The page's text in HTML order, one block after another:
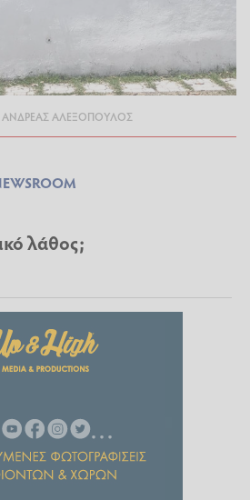
/ ΑΝΔΡΕΑΣ ΑΛΕΞΟΠΟΥΛΟΣ
λάθος;